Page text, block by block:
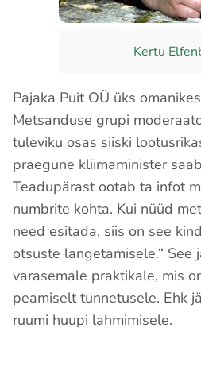
Kertu
Pajaka Puit OÜ üks
Metsanduse grupi
tuleviku osas siiski
praegune kliimaminister
Teadupärast ootab ta infot
numbrite kohta. Kui nüüd
need esitada, siis on see
otsuste langetamisele.“ See
varasemale praktikale, mis
peamiselt tunnetusele. Ehk
ruumi huupi lahmimisele.